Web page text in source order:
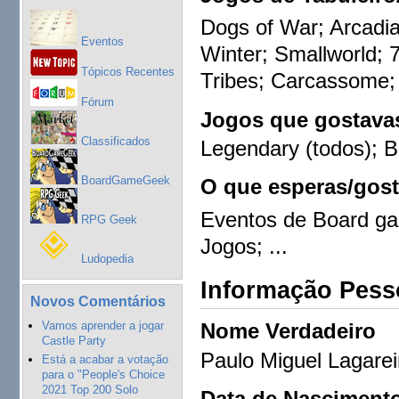
Eventos
Tópicos Recentes
Fórum
Classificados
BoardGameGeek
RPG Geek
Ludopedia
Novos Comentários
Vamos aprender a jogar
Castle Party
Está a acabar a votação
para o "People's Choice
2021 Top 200 Solo
Dogs of War;
Winter; Smallworld;
Tribes;
Jogos que
Legendary (todos);
O que esperas/
Eventos de Board
Jogos; ...
Informação
Nome Verdadeiro
Paulo Miguel